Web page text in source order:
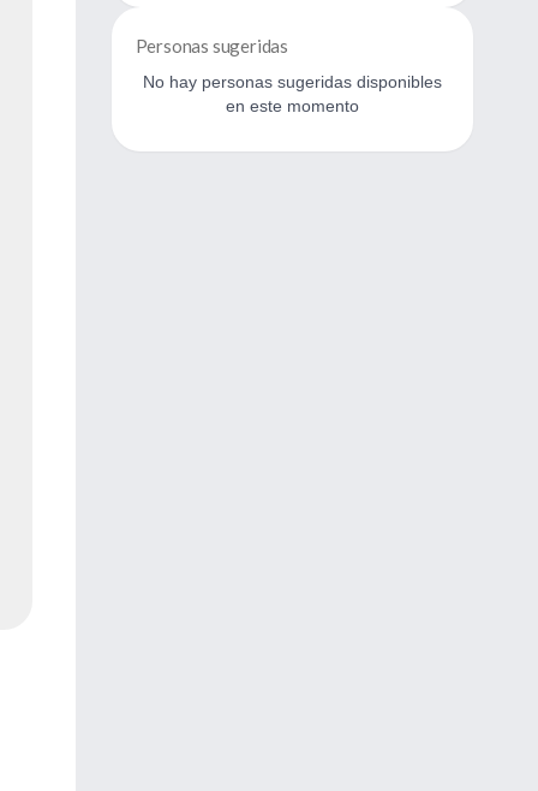
Personas sugeridas
No hay personas sugeridas disponibles
en este momento